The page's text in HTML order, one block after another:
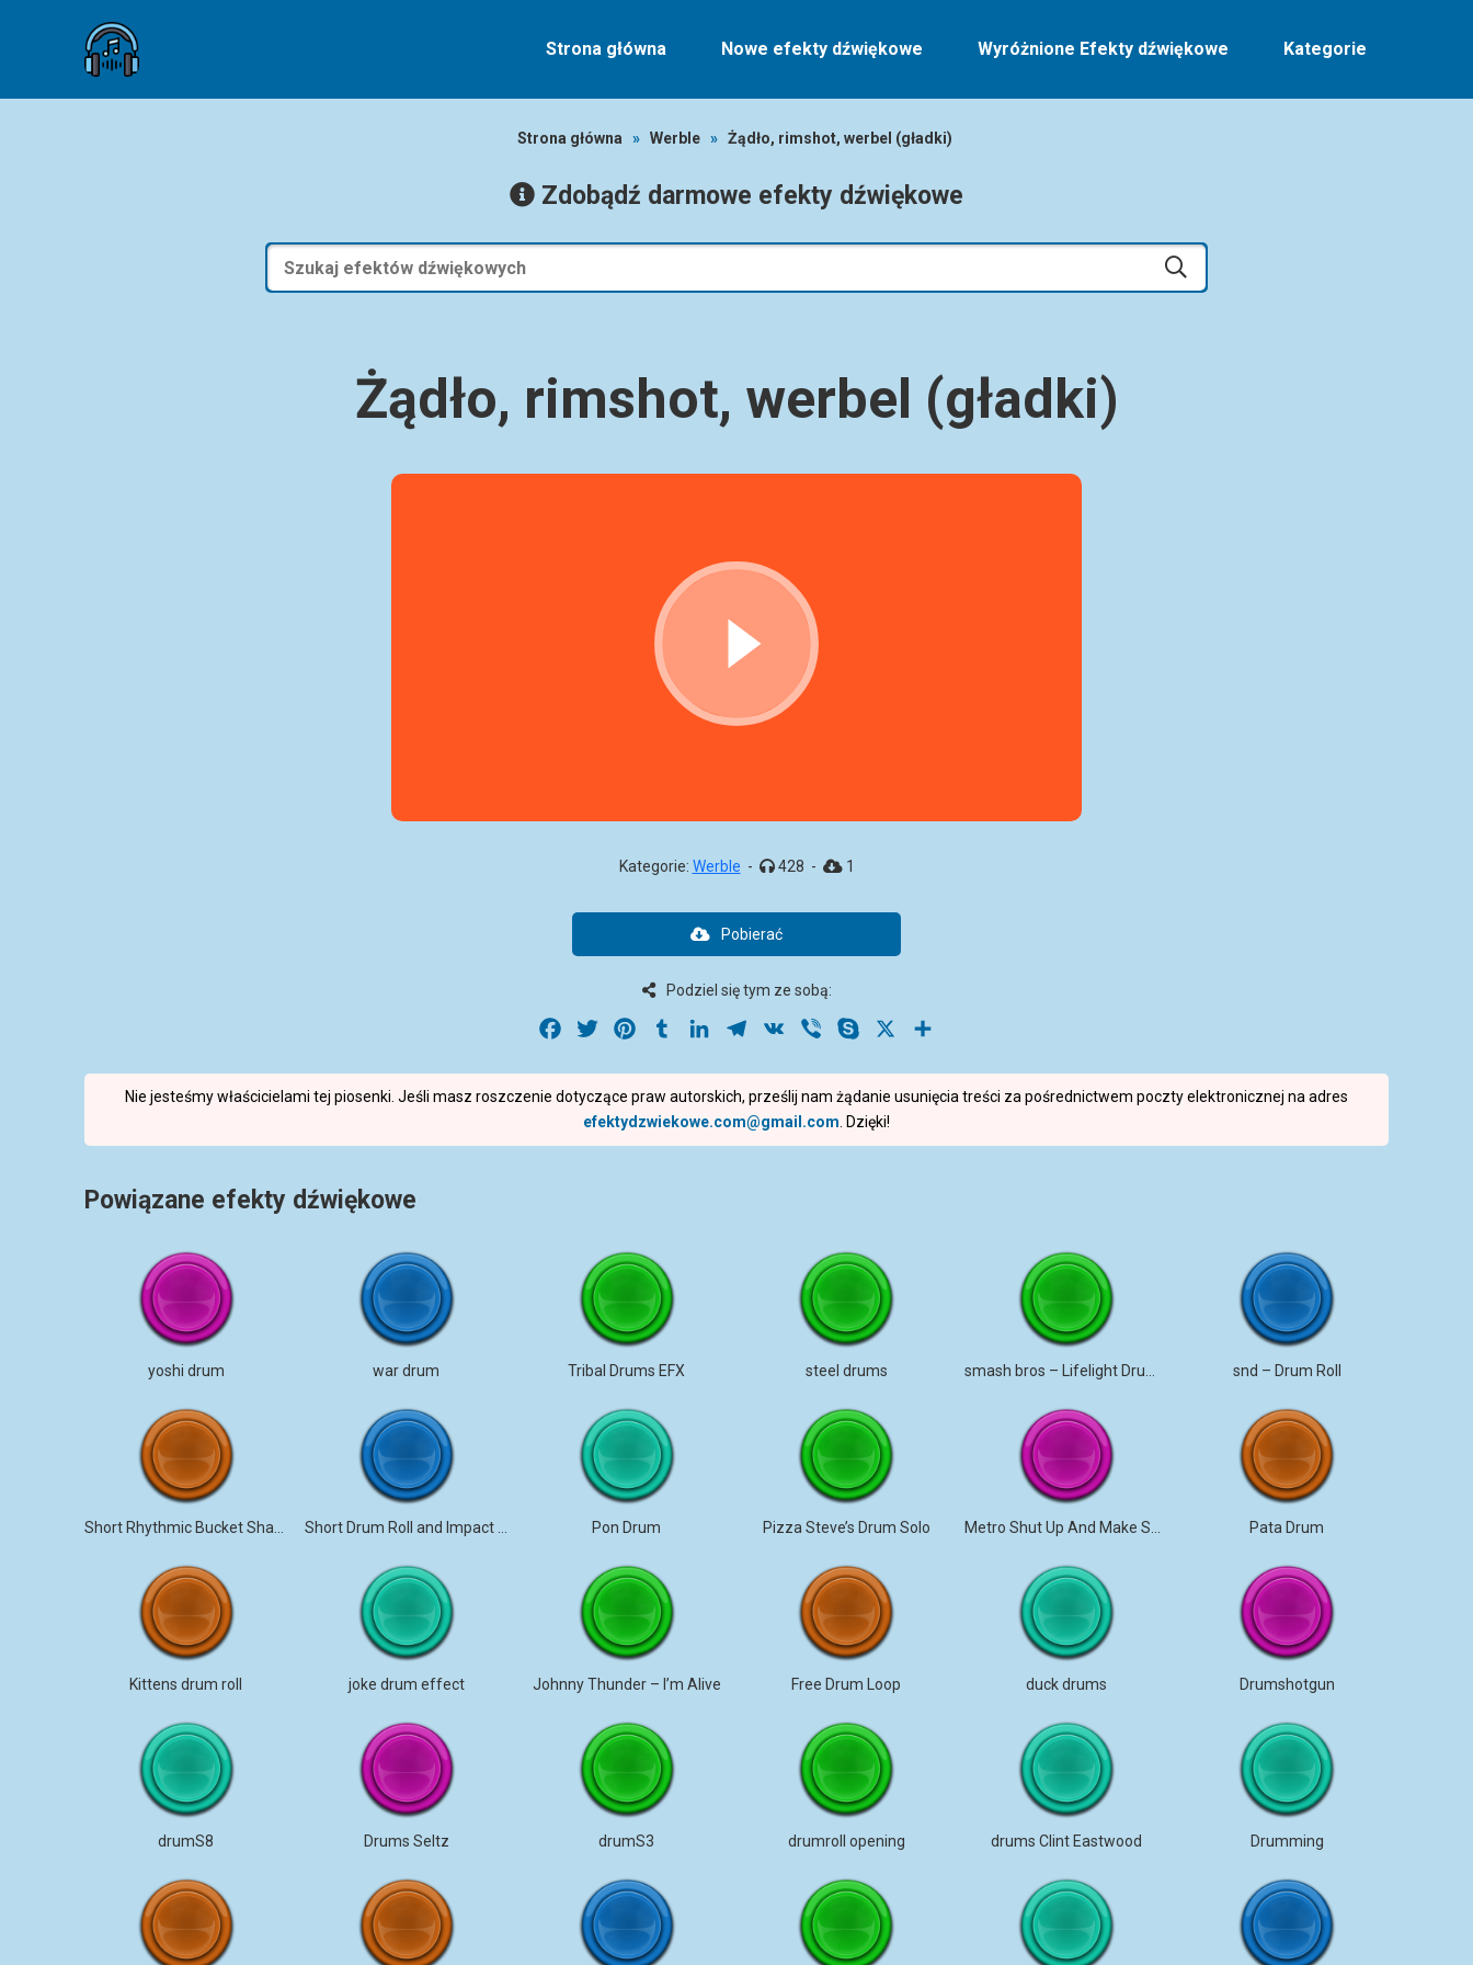
Strona główna Nowe efekty dźwiękowe Wyróżnione Efekty dźwiękowe Kategorie
Strona główna » Werble » Żądło, rimshot, werbel (gładki)
Zdobądź darmowe efekty dźwiękowe
Żądło, rimshot, werbel (gładki)
Kategorie: Werble - 428 - 1
Pobierać
Podziel się tym ze sobą:
Facebook
Twitter PinterestTumblrLinkedInTelegram
VK Viber Skype
Nie jesteśmy właścicielami tej piosenki. Jeśli masz roszczenie dotyczące praw autorskich, prześlij nam żądanie usunięcia treści za pośrednictwem poczty elektronicznej na adres
efektydzwiekowe.com@gmail.com . Dzięki!
Powiązane efekty dźwiękowe
yoshi drum war drum Tribal Drums EFX steel drums snd – Drum Roll
Pon Drum Pizza Steve’s Drum Solo Pata Drum
Kittens drum roll joke drum effect Johnny Thunder – I’m Alive Free Drum Loop duck drums Drumshotgun
drumS8 Drums Seltz drumS3 drumroll opening drums Clint Eastwood Drumming